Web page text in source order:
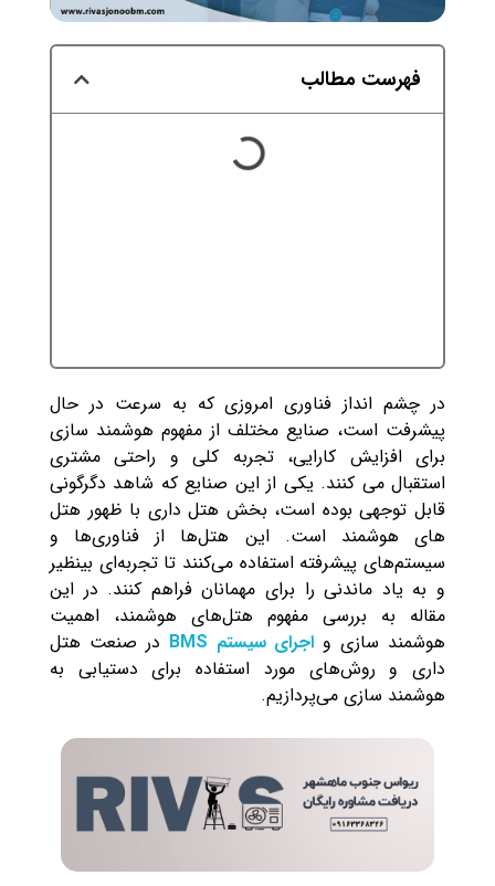
فهرست مطالب
در چشم انداز فناوری امروزی که به سرعت در حال
پیشرفت است، صنایع مختلف از مفهوم هوشمند سازی
برای افزایش کارایی، تجربه کلی و راحتی مشتری
استقبال می کنند. یکی از این صنایع که شاهد دگرگونی
قابل توجهی بوده است، بخش هتل داری با ظهور هتل
های هوشمند است. این هتل‌ها از فناوری‌ها و
سیستم‌های پیشرفته استفاده می‌کنند تا تجربه‌ای بینظیر
و به یاد ماندنی را برای مهمانان فراهم کنند. در این
مقاله به بررسی مفهوم هتل‌های هوشمند، اهمیت
هوشمند سازی و اجرای سیستم BMS
در صنعت هتل
‌داری و روش‌های مورد استفاده برای دستیابی به
هوشمند سازی می‌پردازیم.